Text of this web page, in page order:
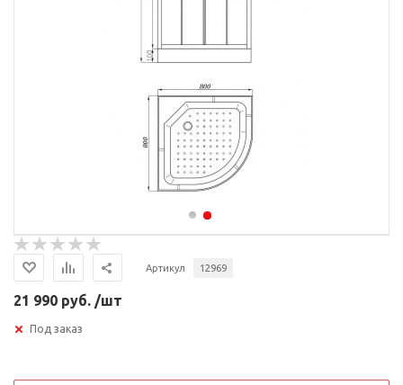
Артикул 12969
21 990 руб. /шт
Под заказ